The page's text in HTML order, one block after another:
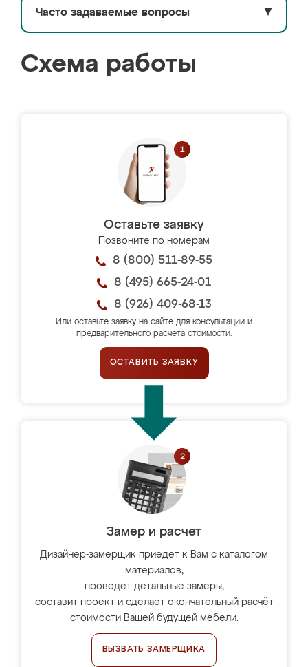
Часто задаваемые вопросы ▼
Схема работы
Оставьте заявку
Позвоните по номерам
8 (800) 511-89-55
8 (495) 665-24-01
8 (926) 409-68-13
Или оставьте заявку на сайте для консультации и
предварительного расчёта стоимости.
ОСТАВИТЬ ЗАЯВКУ
Замер и расчет
Дизайнер-замерщик приедет к Вам с каталогом
материалов,
проведёт детальные замеры,
составит проект и сделает окончательный расчёт
стоимости Вашей будущей мебели.
ВЫЗВАТЬ ЗАМЕРЩИКА